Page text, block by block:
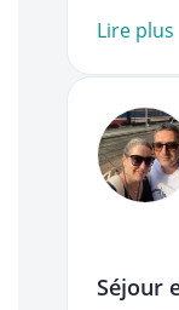
Lire plus
Séjour